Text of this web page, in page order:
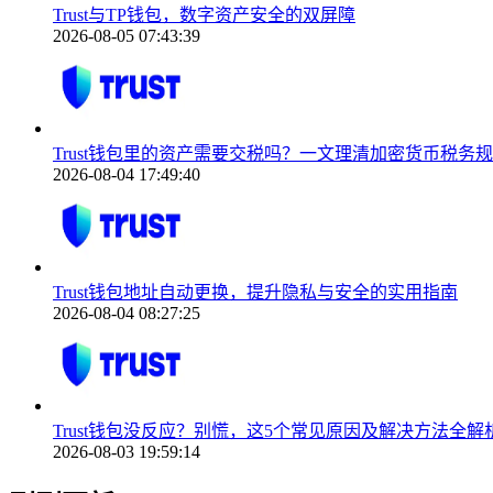
Trust与TP钱包，数字资产安全的双屏障
2026-08-05 07:43:39
Trust钱包里的资产需要交税吗？一文理清加密货币税务
2026-08-04 17:49:40
Trust钱包地址自动更换，提升隐私与安全的实用指南
2026-08-04 08:27:25
Trust钱包没反应？别慌，这5个常见原因及解决方法全解
2026-08-03 19:59:14